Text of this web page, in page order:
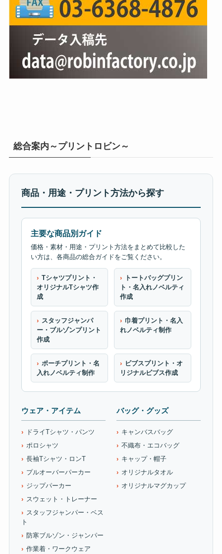
総合案内～プリントロビン～
商品・用途・プリント方法から探す
主要な商品別ガイド
価格・素材・用途・プリント方法をまとめて比較した
い方は、各商品の総合ガイドをご覧ください。
Tシャツプリント・
オリジナルTシャツ作
成
トートバッグプリン
ト・名入れノベルティ
作成
スタッフジャンパ
ー・ブルゾンプリント
作成
巾着プリント・名入
れノベルティ制作
ポーチプリント・名
入れノベルティ制作
ビブスプリント・オ
リジナルビブス作成
ウェア・アイテム
ドライTシャツ・パンツ
ポロシャツ
長袖Tシャツ・ロンT
プルオーバーパーカー
ジップパーカー
スウェット・トレーナー
スタッフジャンパー・ベス
ト
防寒ブルゾン・ジャンパー
作業着・ワークウェア
バッグ・グッズ
キャンバスバッグ
不織布・エコバッグ
キャップ・帽子
オリジナルタオル
オリジナルマグカップ